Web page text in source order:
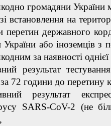
громадяни
на
перетин державного
або іноземців з
за наявності
результат
72 години до перетину
результат
SARS-CoV-2 (не